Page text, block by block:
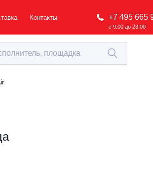
Контакты +7 495 665
с 9:00 до 23:00